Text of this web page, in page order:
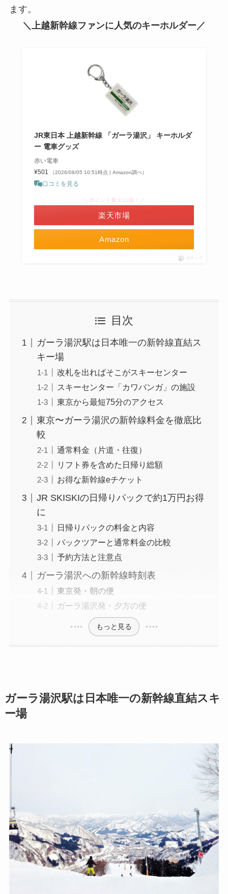
ます。
＼上越新幹線ファンに人気のキーホルダー／
JR東日本 上越新幹線 「ガーラ湯沢」 キーホルダ
ー 電車グッズ
赤い電車
¥501
（2026/08/05 10:51時点 | Amazon調べ）
口コミを見る
Amazon
＼ポイント最大11倍！／
楽天市場
ポチップ
目次
ガーラ湯沢駅は日本唯一の新幹線直結ス
キー場
改札を出ればそこがスキーセンター
スキーセンター「カワバンガ」の施設
東京から最短75分のアクセス
東京〜ガーラ湯沢の新幹線料金を徹底比
較
通常料金（片道・往復）
リフト券を含めた日帰り総額
お得な新幹線eチケット
JR SKISKIの日帰りパックで約1万円お得
に
日帰りパックの料金と内容
パックツアーと通常料金の比較
予約方法と注意点
ガーラ湯沢への新幹線時刻表
東京発・朝の便
ガーラ湯沢発・夕方の便
もっと見る
ガーラ湯沢駅は日本唯一の新幹線直結スキ
ー場